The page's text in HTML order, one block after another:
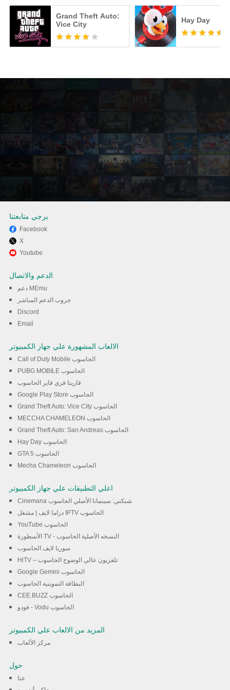
Grand Theft Auto:
Vice City
Hay Day
استمتع بلعب *** على الكمبيوتر
يرجي متابعتنا
Facebook
X
Youtube
الدعم والاتصال
دعم MEmu
جروب الدعم المباشر
Discord
Email
الالعاب المشهورة علي جهاز الكمبيوتر
Call of Duty Mobile الحاسوب
PUBG MOBILE الحاسوب
قارينا فري فاير الحاسوب
Google Play Store الحاسوب
Grand Theft Auto: Vice City الحاسوب
MECCHA CHAMELEON الحاسوب
Grand Theft Auto: San Andreas الحاسوب
Hay Day الحاسوب
GTA 5 الحاسوب
Mecha Chameleon الحاسوب
اعلي التطبيقات علي جهاز الكمبيوتر
Cinemana شبكتي: سينمانا الأصلي الحاسوب
دراما لايف | مشغل IPTV الحاسوب
YouTube الحاسوب
الأسطورة TV - النسخه الأصلية الحاسوب
سوريا لايف الحاسوب
HiTV – تلفزيون عالي الوضوح الحاسوب
Google Gemini الحاسوب
البطاقة التموينية الحاسوب
CEE.BUZZ الحاسوب
فودو - Vodu الحاسوب
المزيد من الالعاب علي الكمبيوتر
مركز الألعاب
حول
عنا